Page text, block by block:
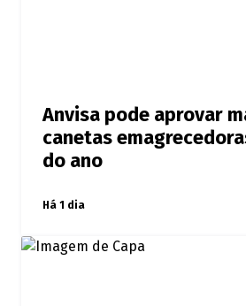
Anvisa pode aprovar
canetas
do ano
Há 1 dia